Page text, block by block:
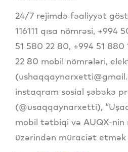
24/7 rejimdə fəaliyyət
116111 qısa nömrəsi, +994
51 580 22 80, +994 51 880
22 80 mobil nömrələri,
instaqram sosial şəbəkə
(@usaqqaynarxetti),
mobil tətbiqi və AUQX-nin
üzərindən müraciət etmək